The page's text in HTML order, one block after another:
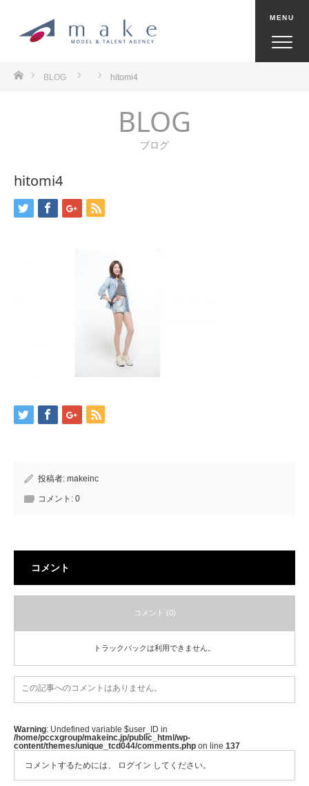
ホームBLOG hitomi4
BLOG
ブログ
hitomi4
投稿者: makeinc
コメント: 0
コメント
コメント (0)
トラックバックは利用できません。
この記事へのコメントはありません。
Warning: Undefined variable $user_ID in
/home/pccxgroup/makeinc.jp/public_html/wp-
content/themes/unique_tcd044/comments.php on line 137
コメントするためには、
ログイン してください。